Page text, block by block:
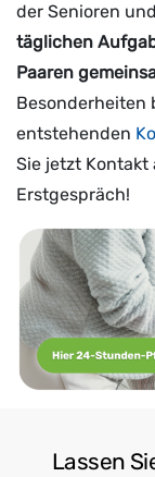
der Senioren und
täglichen
Paaren
Besonderheiten
entstehenden
Sie jetzt
Erstgespräch!
Lassen